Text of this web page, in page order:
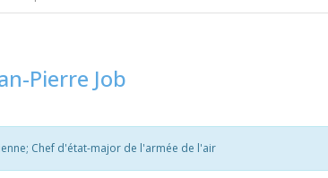
Pierre Job
Chef d'état-major de l'armée de l'air